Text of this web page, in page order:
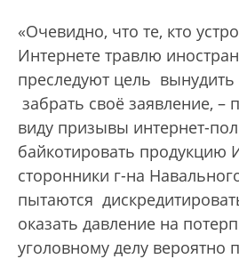
«Очевидно, что те, кто
Интернете травлю
преследуют цель
забрать своё заявление, –
виду призывы интернет-
байкотировать продукцию
сторонники г-на
пытаются
оказать давление на
уголовному делу вероятно